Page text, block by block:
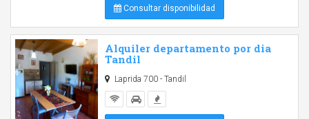
Consultar disponibilidad
Alquiler departamento por dia
Tandil
Laprida 700 - Tandil